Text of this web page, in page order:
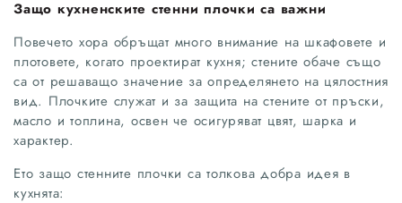
Защо кухненските стенни плочки са важни
Повечето хора обръщат много внимание на шкафовете и
плотовете, когато проектират кухня; стените обаче също
са от решаващо значение за определянето на цялостния
вид. Плочките служат и за защита на стените от пръски,
масло и топлина, освен че осигуряват цвят, шарка и
характер.
Ето защо стенните плочки са толкова добра идея в
кухнята: